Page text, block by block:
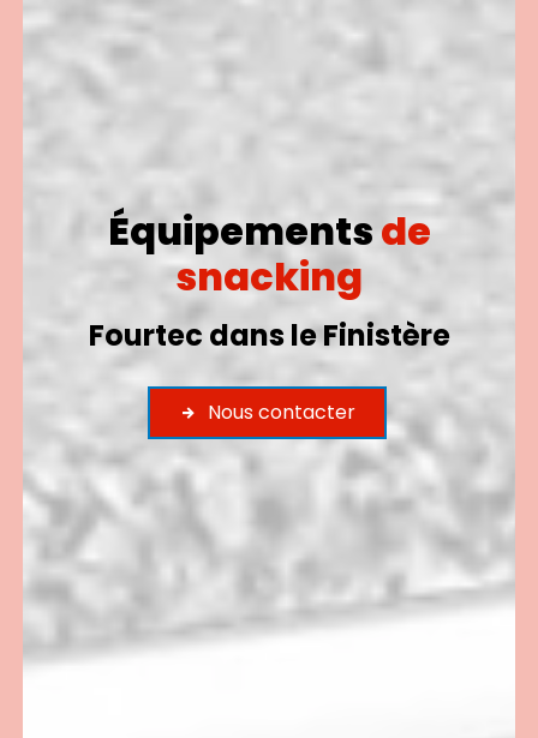
Équipementsde
snacking
Fourtec dans le Finistère
Nous contacter